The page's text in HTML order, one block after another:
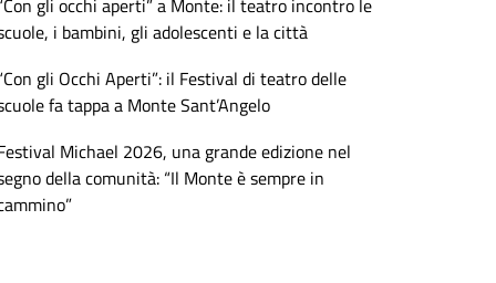
gli occhi aperti” a Monte: il teatro incontro le
i bambini, gli adolescenti e la città
gli Occhi Aperti”: il Festival di teatro delle
fa tappa a Monte Sant’Angelo
Michael 2026, una grande edizione nel
della comunità: “Il Monte è sempre in